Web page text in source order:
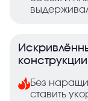
конструкции
Без
ставить